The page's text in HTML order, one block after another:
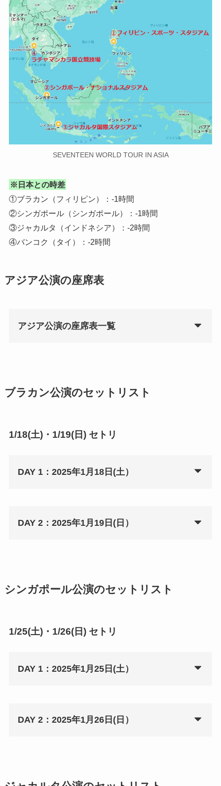
SEVENTEEN WORLD TOUR IN ASIA
※日本との時差
①ブラカン（フィリピン）：-1時間
②シンガポール（シンガポール）：-1時間
③ジャカルタ（インドネシア）：-2時間
④バンコク（タイ）：-2時間
アジア公演の座席表
アジア公演の座席表一覧
ブラカン公演のセットリスト
1/18(土)・1/19(日) セトリ
DAY 1：2025年1月18日(土）
DAY 2：2025年1月19日(日）
シンガポール公演のセットリスト
1/25(土)・1/26(日) セトリ
DAY 1：2025年1月25日(土）
DAY 2：2025年1月26日(日）